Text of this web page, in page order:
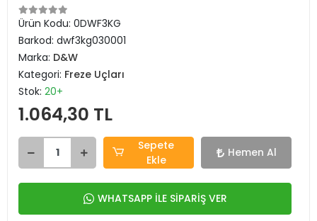
Ürün Kodu: 0DWF3KG
Barkod: dwf3kg030001
Marka: D&W
Kategori: Freze Uçları
Stok: 20+
1.064,30 TL
Sepete
Ekle
Hemen Al
WHATSAPP İLE SİPARİŞ VER